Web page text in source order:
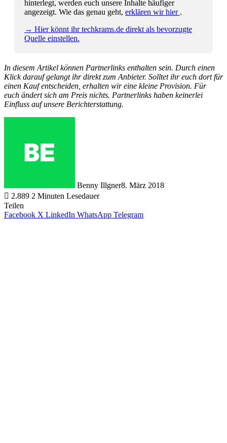
hinterlegt, werden euch unsere Inhalte häufiger
angezeigt. Wie das genau geht, erklären wir hier .
→ Hier könnt ihr techkrams.de direkt als bevorzugte
Quelle einstellen.
In diesem Artikel können Partnerlinks enthalten sein. Durch einen
Klick darauf gelangt ihr direkt zum Anbieter. Solltet ihr euch dort für
einen Kauf entscheiden, erhalten wir eine kleine Provision. Für
euch ändert sich am Preis nichts. Partnerlinks haben keinerlei
Einfluss auf unsere Berichterstattung.
Benny Illgner8. März 2018
2.889 2 Minuten Lesedauer
Teilen
Facebook X LinkedIn WhatsApp Telegram